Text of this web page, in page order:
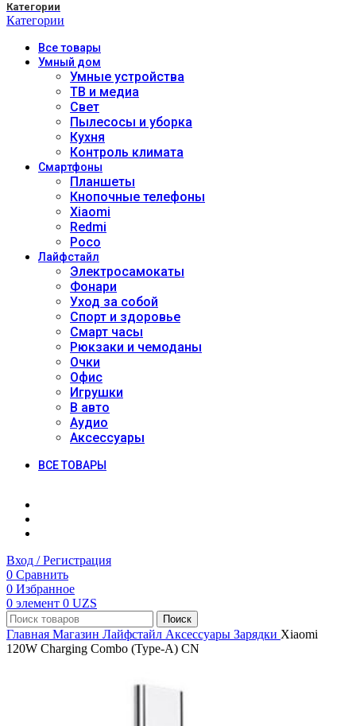
Категории
Категории
Всетовары
Умный дом
Умные устройства
ТВ и медиа
Свет
Пылесосы и уборка
Кухня
Контроль климата
Смартфоны
Планшеты
Кнопочные телефоны
Xiaomi
Redmi
Poco
Лайфстайл
Электросамокаты
Фонари
Уход за собой
Спорт и здоровье
Смарт часы
Рюкзаки и чемоданы
Очки
Офис
Игрушки
В авто
Аудио
Аксессуары
ВСЕ ТОВАРЫ
Вход / Регистрация
0 Сравнить
0 Избранное
0 элемент 0 UZS
Поиск
Главная Магазин Лайфстайл Аксессуары Зарядки Xiaomi
120W Charging Combo (Type-A) CN